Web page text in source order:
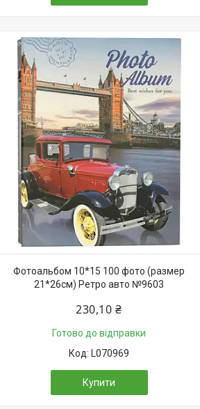
Фотоальбом 10*15 100 фото (размер
21*26см) Ретро авто №9603
230,10 ₴
Готово до відправки
L070969
Купити